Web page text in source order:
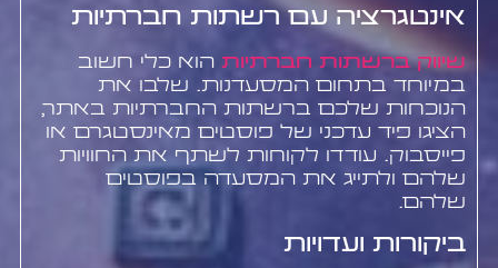
אינטגרציה עם רשתות חברתיות
שיווק ברשתות חברתיותהוא כלי חשוב
במיוחד בתחום המסעדנות. שלבו את
הנוכחות שלכם ברשתות החברתיות באתר,
הציגו פיד עדכני של פוסטים מאינסטגרם או
פייסבוק. עודדו לקוחות לשתף את החוויות
שלהם ולתייג את המסעדה בפוסטים
שלהם.
ביקורות ועדויות